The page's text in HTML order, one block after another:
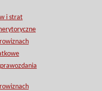
i strat